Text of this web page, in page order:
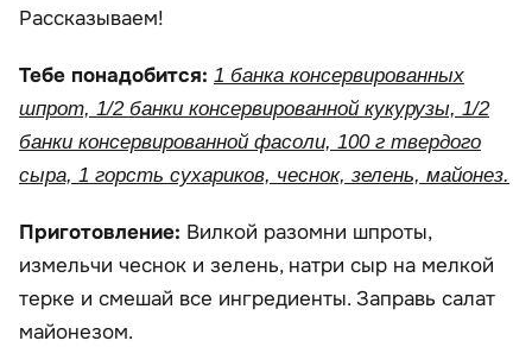
Рассказываем!
Тебе понадобится: 1 банка консервированных
шпрот, 1/2 банки консервированной кукурузы, 1/2
банки консервированной фасоли, 100 г твердого
сыра, 1 горсть сухариков, чеснок, зелень, майонез.
Приготовление: Вилкой разомни шпроты,
измельчи чеснок и зелень, натри сыр на мелкой
терке и смешай все ингредиенты. Заправь салат
майонезом.